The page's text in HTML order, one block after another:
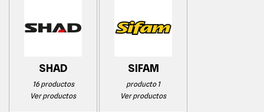
SHAD
16 productos
Ver productos
SIFAM
producto 1
Ver productos